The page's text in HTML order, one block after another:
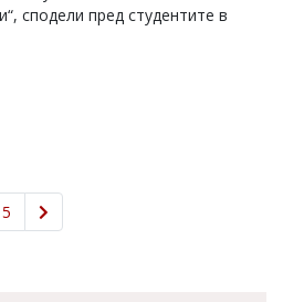
сподели пред студентите в
5